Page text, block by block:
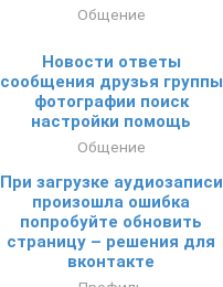
Общение
Новости ответы
сообщения друзья группы
фотографии поиск
настройки помощь
Общение
При загрузке аудиозаписи
произошла ошибка
попробуйте обновить
страницу – решения для
вконтакте